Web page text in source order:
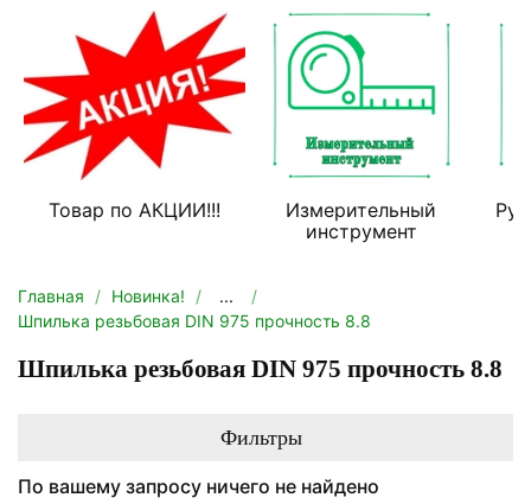
Товар по АКЦИИ!!!
Измерительный
инструмент
Главная Новинка!
...
Шпилька резьбовая DIN 975 прочность 8.8
Шпилька резьбовая DIN 975 прочность 8.8
Фильтры
По вашему запросу ничего не найдено